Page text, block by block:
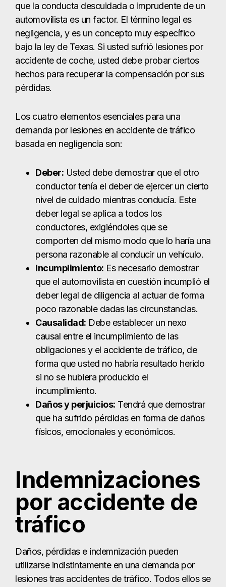
Los cuatro elementos esenciales para una
demanda por lesiones en accidente de tráfico
basada en negligencia son:
Deber:Usted debe demostrar que el otro
conductor tenía el deber de ejercer un cierto
nivel de cuidado mientras conducía. Este
conductores, exigiéndoles que se
comporten del mismo modo que lo haría una
persona razonable al conducir un vehículo.
que el automovilista en cuestión incumplió el
deber legal de diligencia al actuar de forma
poco razonable dadas las circunstancias.
Causalidad:Debe establecer un nexo
causal entre el incumplimiento de las
obligaciones y el accidente de tráfico, de
forma que usted no habría resultado herido
si no se hubiera producido el
incumplimiento.
Daños y perjuicios:Tendrá que demostrar
que ha sufrido pérdidas en forma de daños
físicos, emocionales y económicos.
Indemnizaciones
por accidente de
tráfico
lesiones tras accidentes de tráfico. Todos ellos se
refieren al mismo concepto, que es reembolsarle
por las consecuencias físicas, emocionales y
financieras que experimenta como víctima. Hay
dos tipos de daños que usted puede buscar
Daños económicos:Estas pérdidas se
refieren a sus gastos de bolsillo o daños